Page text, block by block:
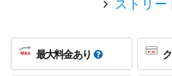
ストリー
最大料金あり